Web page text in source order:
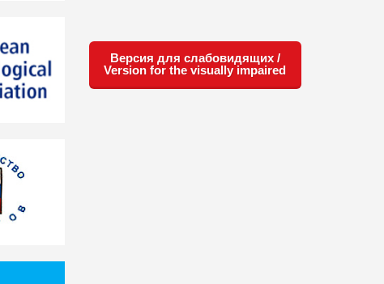
Версия для слабовидящих /
Version for the visually impaired